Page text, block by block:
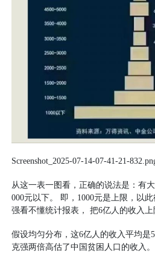
Screenshot_2025-07-14-07-41-21-
从这一表一图看，正确的说法是：有
000元以下。 即，1000元是上限，以
强看不懂统计报表， 把6亿人的收入上
假设均匀分布，这6亿人的收入平均是
克强两倍高估了中国贫困人口的收入。